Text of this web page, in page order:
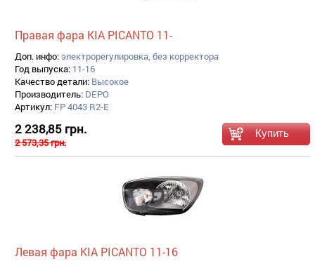
Правая фара KIA PICANTO 11-
Доп. инфо:электрорегулировка, без корректора
Год выпуска: 11-16
Качество детали: Высокое
Производитель: DEPO
Артикул: FP 4043 R2-E
2 238,85 грн.
2 573,35 грн.
Левая фара KIA PICANTO 11-16